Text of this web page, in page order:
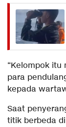
“Kelompok
para
kepada
Saat
titik berbeda